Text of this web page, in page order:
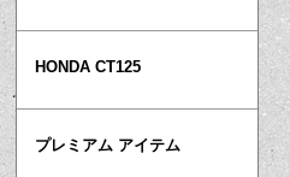
HONDA CT125
プレミアム アイテム